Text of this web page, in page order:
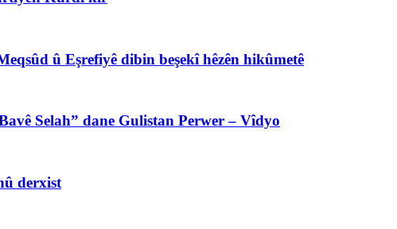
û Eşrefiyê dibin beşekî hêzên hikûmetê
Selah” dane Gulistan Perwer – Vîdyo
derxist